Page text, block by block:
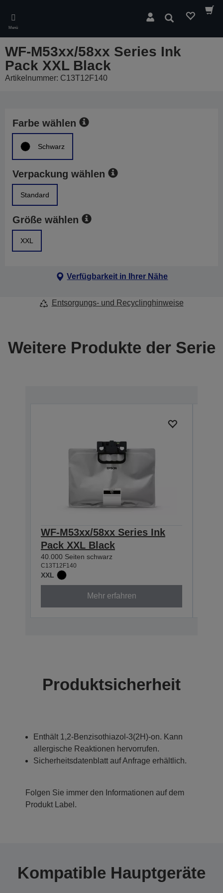
main
content
Menü
Suchen
WF-M53xx/58xx Series Ink
Pack XXL Black
Artikelnummer: C13T12F140
Farbe wählen
Schwarz
Verpackung wählen
Standard
Größe wählen
XXL
Verfügbarkeit in Ihrer Nähe
Entsorgungs- und Recyclinghinweise
Weitere Produkte der Serie
WF-M53xx/58xx Series Ink
Pack XXL Black
40.000 Seiten schwarz
C13T12F140
XXL
Mehr erfahren
Produktsicherheit
Enthält 1,2-Benzisothiazol-3(2H)-on. Kann
allergische Reaktionen hervorrufen.
Sicherheitsdatenblatt auf Anfrage erhältlich.
Folgen Sie immer den Informationen auf dem
Produkt Label.
Kompatible Hauptgeräte